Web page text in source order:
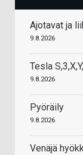
Ajotavat ja
9.8.2026
Tesla
9.8.2026
Pyöräily
9.8.2026
Venäjä